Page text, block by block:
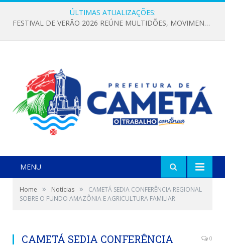
ÚLTIMAS ATUALIZAÇÕES:
FESTIVAL DE VERÃO 2026 REÚNE MULTIDÕES, MOVIMENTA A ECONOMIA E FORTALECE A CULTURA LOCAL
MENU
Home » Notícias »
CAMETÁ SEDIA CONFERÊNCIA REGIONAL
SOBRE O FUNDO AMAZÔNIA E AGRICULTURA FAMILIAR
CAMETÁ SEDIA CONFERÊNCIA
0